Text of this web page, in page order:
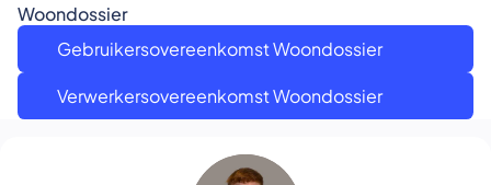
Woondossier
Gebruikersovereenkomst Woondossier
Verwerkersovereenkomst Woondossier